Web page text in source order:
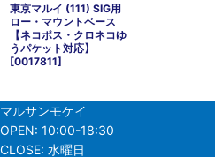
東京マルイ (111) SIG用
ロー・マウントベース
【ネコポス・クロネコゆ
うパケット対応】
[0017811]
マルサンモケイ
OPEN: 10:00-18:30
CLOSE: 水曜日